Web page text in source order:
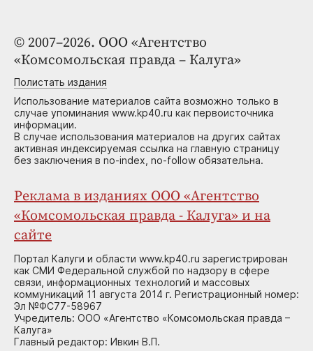
© 2007–2026. ООО «Агентство
«Комсомольская правда – Калуга»
Полистать издания
Использование материалов сайта возможно только в
случае упоминания www.kp40.ru как первоисточника
информации.
В случае использования материалов на других сайтах
активная индексируемая ссылка на главную страницу
без заключения в no-index, no-follow обязательна.
Реклама в изданиях ООО «Агентство
«Комсомольская правда - Калуга» и на
сайте
Портал Калуги и области www.kp40.ru зарегистрирован
как СМИ Федеральной службой по надзору в сфере
связи, информационных технологий и массовых
коммуникаций 11 августа 2014 г. Регистрационный номер:
Эл №ФС77-58967
Учредитель: ООО «Агентство «Комсомольская правда –
Калуга»
Главный редактор: Ивкин В.П.